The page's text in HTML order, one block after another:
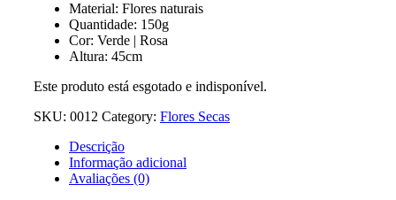
Material: Flores naturais
Quantidade: 150g
Cor: Verde | Rosa
Altura: 45cm
Este produto está esgotado e indisponível.
SKU: 0012 Category: Flores Secas
Descrição
Informação adicional
Avaliações (0)